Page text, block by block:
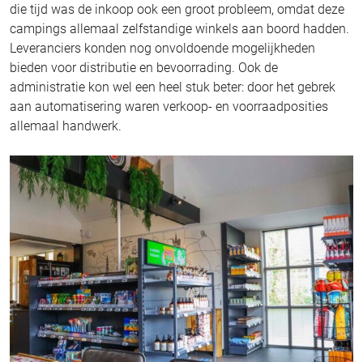
die tijd was de inkoop ook een groot probleem, omdat deze
campings allemaal zelfstandige winkels aan boord hadden.
Leveranciers konden nog onvoldoende mogelijkheden
bieden voor distributie en bevoorrading. Ook de
administratie kon wel een heel stuk beter: door het gebrek
aan automatisering waren verkoop- en voorraadposities
allemaal handwerk.